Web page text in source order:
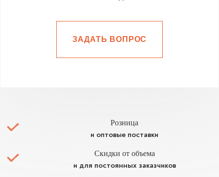
ЗАДАТЬ ВОПРОС
Розница
и оптовые поставки
Скидки от объема
и для постоянных заказчиков